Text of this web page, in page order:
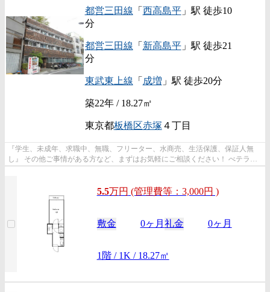
都営三田線 「 西高島平」駅 徒歩10
分
都営三田線 「 新高島平」駅 徒歩21
分
東武東上線 「 成増 」駅 徒歩20分
築22年 / 18.27㎡
東京都板橋区赤塚 ４丁目
『学生、未成年、求職中、無職、フリーター、水商売、生活保護、保証人無
し』 その他ご事情がある方など、まずはお気軽にご相談ください！ べテラン
スタッフが対応致しますのでご希望...
5.5万円 (管理費等：3,000円 )
敷金 0ヶ月 礼金 0ヶ月
1階 / 1K / 18.27㎡